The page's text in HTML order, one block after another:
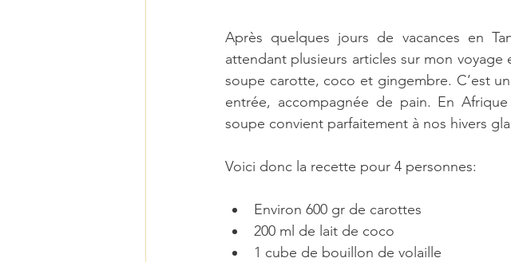
Après quelques jours de vacances en
attendant plusieurs articles sur mon
soupe carotte, coco et gingembre. C’est
entrée, accompagnée de pain. En
soupe convient parfaitement à nos hivers
Voici donc la recette pour 4 personnes:
Environ 600 gr de carottes
200 ml de lait de coco
1 cube de bouillon de volaille